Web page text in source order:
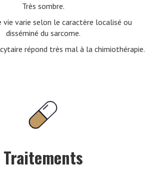
Très sombre.
vie varie selon le caractère localisé ou
disséminé du sarcome.
répond très mal à la chimiothérapie.
Traitements